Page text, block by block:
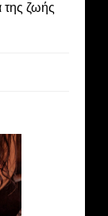
της ζωής